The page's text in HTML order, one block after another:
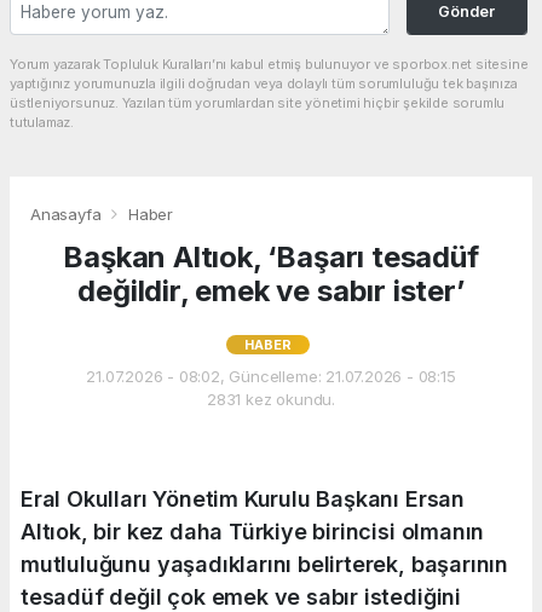
Gönder
Yorum yazarak Topluluk Kuralları’nı kabul etmiş bulunuyor ve sporbox.net sitesine
yaptığınız yorumunuzla ilgili doğrudan veya dolaylı tüm sorumluluğu tek başınıza
üstleniyorsunuz. Yazılan tüm yorumlardan site yönetimi hiçbir şekilde sorumlu
tutulamaz.
Anasayfa Haber
Başkan Altıok, ‘Başarı tesadüf
değildir, emek ve sabır ister’
HABER
21.07.2026 - 08:02, Güncelleme: 21.07.2026 - 08:15
2831 kez okundu.
Eral Okulları Yönetim Kurulu Başkanı Ersan
Altıok, bir kez daha Türkiye birincisi olmanın
mutluluğunu yaşadıklarını belirterek, başarının
tesadüf değil çok emek ve sabır istediğini